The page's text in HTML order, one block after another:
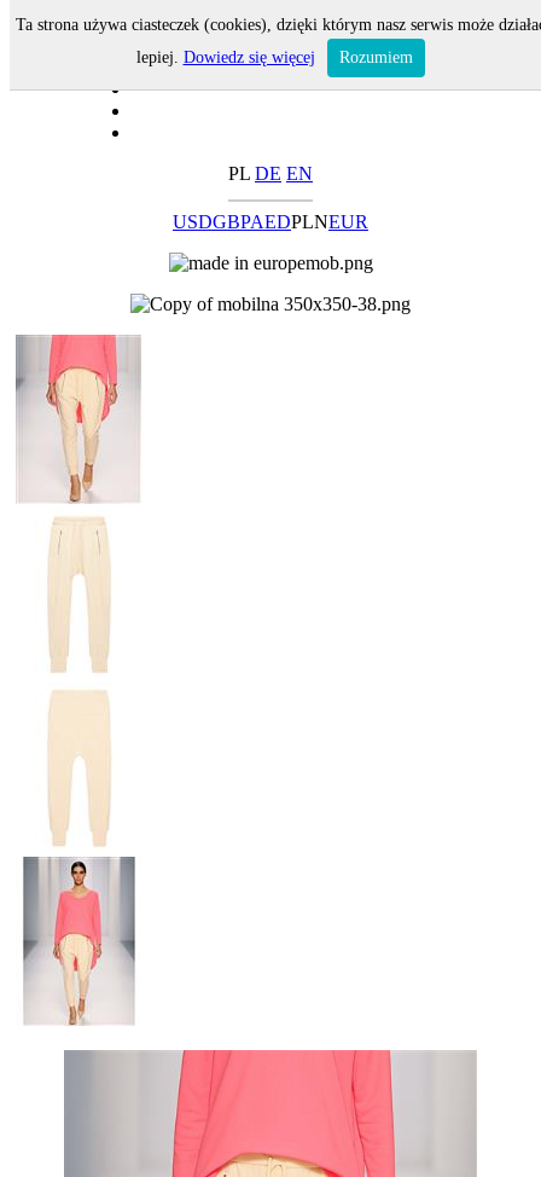
PL DE EN
USDGBPAEDPLNEUR
Ta strona używa ciasteczek (cookies), dzięki którym nasz serwis może
lepiej. Dowiedz się więcej Rozumiem